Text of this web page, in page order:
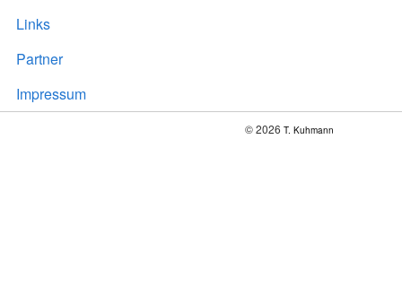
Links
Partner
Impressum
© 2026 T. Kuhmann